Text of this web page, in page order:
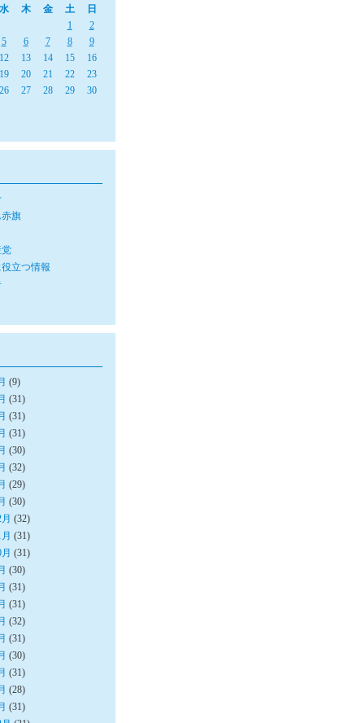
水 木 金 土
日
1
2
5 6 7 8
9
12 13 14 15
16
19 20 21 22
23
26 27 28 29
30
赤旗
党
立つ情報
(9)
(31)
(31)
(31)
(30)
(32)
(29)
(30)
(32)
(31)
(31)
(30)
(31)
(31)
(32)
(31)
(30)
(31)
(28)
(31)